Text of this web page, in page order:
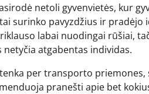
netoli gyvenvietės, kur
surinko pavyzdžius ir pradėjo
labai nuodingai rūšiai,
atgabentas individas.
per transporto
pranešti apie bet